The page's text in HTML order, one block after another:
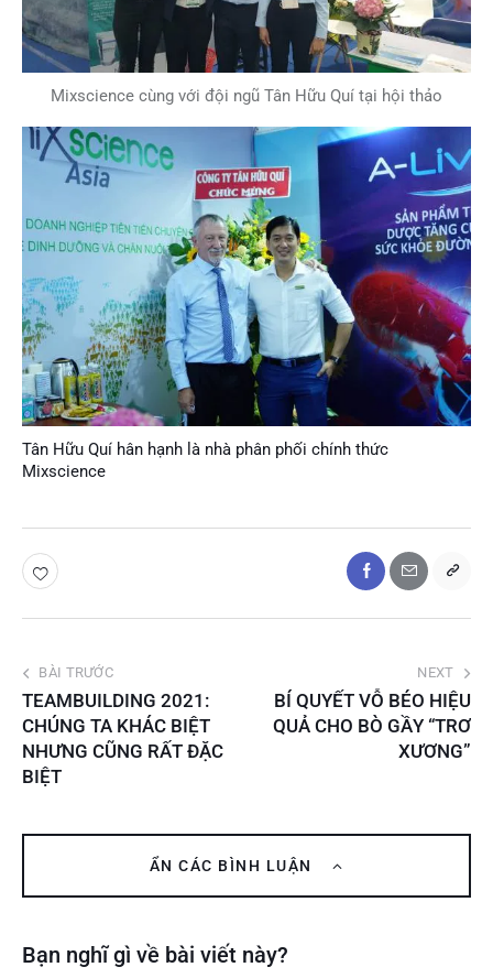
Mixscience cùng với đội ngũ Tân Hữu Quí tại hội thảo
Tân Hữu Quí hân hạnh là nhà phân phối chính thức
Mixscience
BÀI TRƯỚC
TEAMBUILDING 2021:
CHÚNG TA KHÁC BIỆT
NHƯNG CŨNG RẤT ĐẶC
BIỆT
NEXT
BÍ QUYẾT VỖ BÉO HIỆU
QUẢ CHO BÒ GẦY “TRƠ
XƯƠNG”
ẨN CÁC BÌNH LUẬN
Bạn nghĩ gì về bài viết này?